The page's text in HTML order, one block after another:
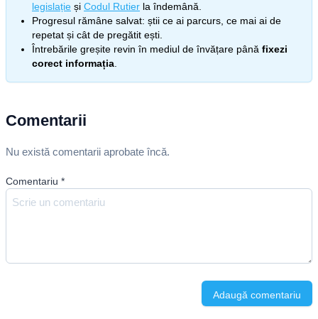
legislație și Codul Rutier la îndemână.
Progresul rămâne salvat: știi ce ai parcurs, ce mai ai de
repetat și cât de pregătit ești.
Întrebările greșite revin în mediul de învățare până fixezi
corect informația
Comentarii
Nu există comentarii aprobate încă.
Comentariu *
Adaugă comentariu